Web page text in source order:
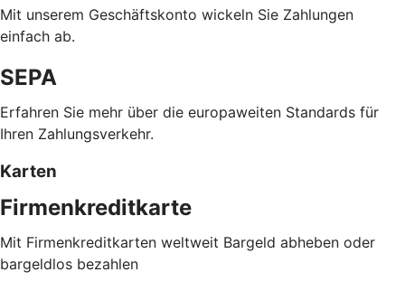
Mit unserem Geschäftskonto wickeln Sie Zahlungen
einfach ab.
SEPA
Erfahren Sie mehr über die europaweiten Standards für
Ihren Zahlungsverkehr.
Karten
Firmenkreditkarte
Mit Firmenkreditkarten weltweit Bargeld abheben oder
bargeldlos bezahlen